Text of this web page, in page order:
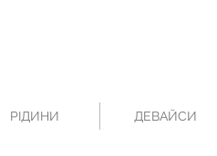
РІДИНИ ДЕВАЙСИ